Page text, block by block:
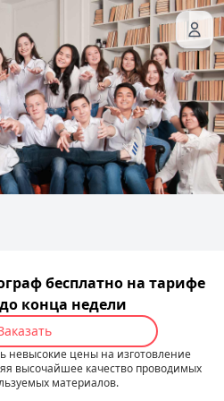
бесплатно на тарифе
конца недели
невысокие цены на изготовление
высочайшее качество проводимых
материалов.